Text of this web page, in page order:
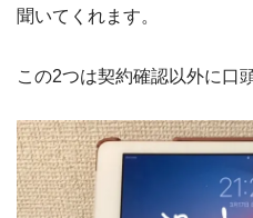
聞いてくれます。
この2つは契約確認以外に口